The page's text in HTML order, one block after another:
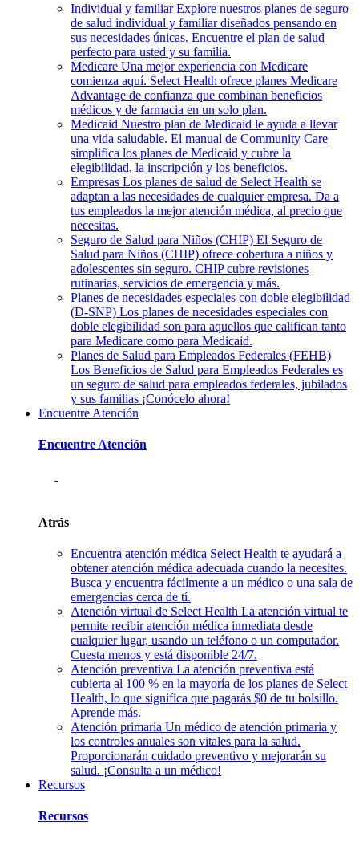
Individual y familiar Explore nuestros planes de seguro
de salud individual y familiar diseñados pensando en
sus necesidades únicas. Encuentre el plan de salud
perfecto para usted y su familia.
Medicare Una mejor experiencia con Medicare
comienza aquí. Select Health ofrece planes Medicare
Advantage de confianza que combinan beneficios
médicos y de farmacia en un solo plan.
Medicaid Nuestro plan de Medicaid le ayuda a llevar
una vida saludable. El manual de Community Care
simplifica los planes de Medicaid y cubre la
elegibilidad, la inscripción y los beneficios.
Empresas Los planes de salud de Select Health se
adaptan a las necesidades de cualquier empresa. Da a
tus empleados la mejor atención médica, al precio que
necesitas.
Seguro de Salud para Niños (CHIP) El Seguro de
Salud para Niños (CHIP) ofrece cobertura a niños y
adolescentes sin seguro. CHIP cubre revisiones
rutinarias, servicios de emergencia y más.
Planes de necesidades especiales con doble elegibilidad
(D-SNP) Los planes de necesidades especiales con
doble elegibilidad son para aquellos que califican tanto
para Medicare como para Medicaid.
Planes de Salud para Empleados Federales (FEHB)
Los Beneficios de Salud para Empleados Federales es
un seguro de salud para empleados federales, jubilados
y sus familias ¡Conócelo ahora!
Encuentre Atención
Encuentre Atención
Atrás
Encuentra atención médica Select Health te ayudará a
obtener atención médica adecuada cuando la necesites.
Busca y encuentra fácilmente a un médico o una sala de
emergencias cerca de tí.
Atención virtual de Select Health La atención virtual te
permite recibir atención médica inmediata desde
cualquier lugar, usando un teléfono o un computador.
Cuesta menos y está disponible 24/7.
Atención preventiva La atención preventiva está
cubierta al 100 % en la mayoría de los planes de Select
Health, lo que significa que pagarás $0 de tu bolsillo.
Aprende más.
Atención primaria Un médico de atención primaria y
los controles anuales son vitales para la salud.
Proporcionarán cuidado preventivo y mejorarán su
salud. ¡Consulta a un médico!
Recursos
Recursos